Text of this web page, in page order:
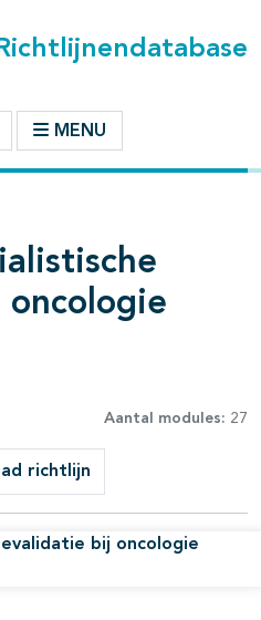
MENU
Aantal modules: 27
richtlijn
bij oncologie